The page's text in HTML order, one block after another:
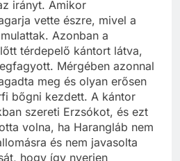
irányt. Amikor
vette észre, mivel a
Azonban a
térdepelő kántort látva,
Mérgében azonnal
meg és olyan erősen
bőgni kezdett. A kántor
szereti Erzsókot, és ezt
volna, ha Harangláb nem
és nem javasolta
hogy így nyerjen